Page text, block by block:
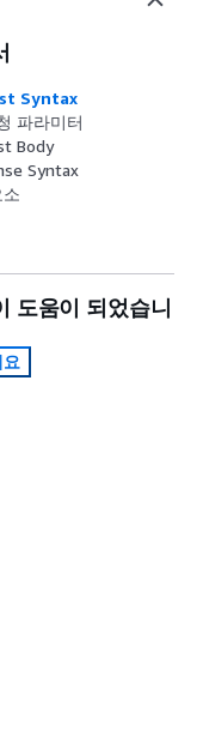
Syntax
파라미터
Body
Syntax
도움이 되었습니